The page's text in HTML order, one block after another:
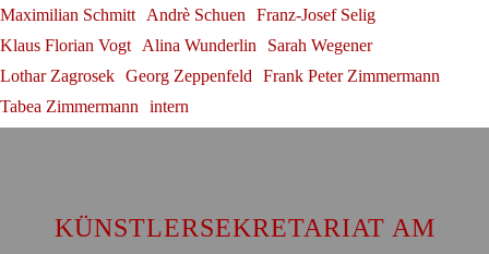
Maximilian Schmitt
Andrè Schuen
Franz-Josef Selig
Klaus Florian Vogt
Alina Wunderlin
Sarah Wegener
Lothar Zagrosek Georg Zeppenfeld
Frank Peter Zimmermann
Tabea Zimmermann
intern
KÜNSTLERSEKRETARIAT AM